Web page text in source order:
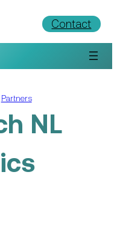
Contact
Partners
NL